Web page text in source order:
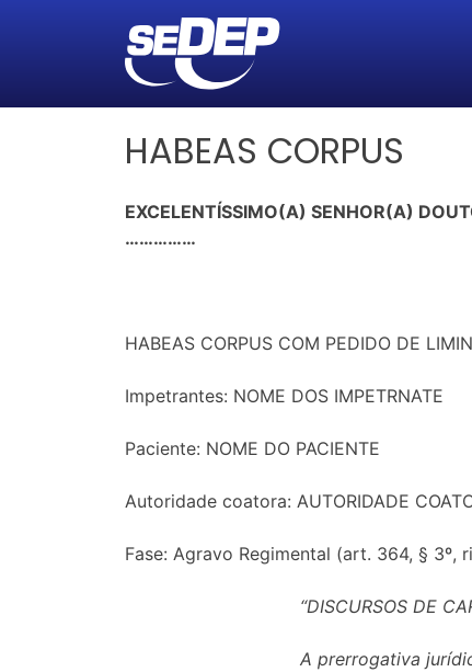
HABEAS CORPUS
EXCELENTÍSSIMO(A) SENHOR(A)
……………
HABEAS CORPUS COM PEDIDO DE
Impetrantes: NOME DOS IMPETRNATE
Paciente: NOME DO PACIENTE
Autoridade coatora: AUTORIDADE
Fase: Agravo Regimental (art. 364, § 3º,
“DISCURSOS DE
A prerrogativa